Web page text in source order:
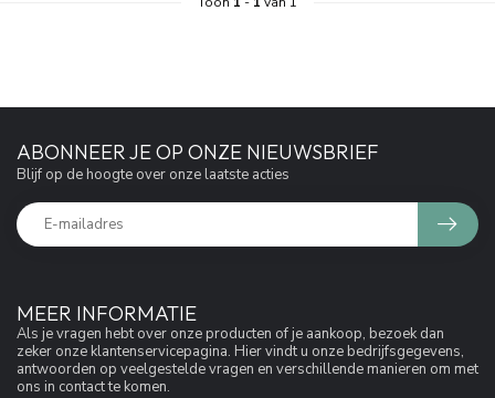
MEER INFORMATIE
Als je vragen hebt over onze producten of je aankoop, bezoek dan
zeker onze klantenservicepagina. Hier vindt u onze bedrijfsgegevens,
antwoorden op veelgestelde vragen en verschillende manieren om met
ons in contact te komen.
ABONNEER JE OP ONZE NIEUWSBRIEF
Blijf op de hoogte over onze laatste acties